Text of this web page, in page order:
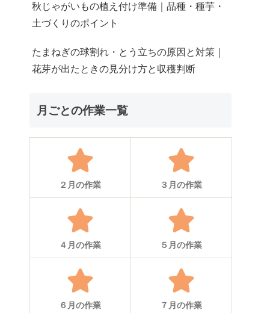
秋じゃがいもの植え付け準備｜品種・種芋・
土づくりのポイント
たまねぎの球割れ・とう立ちの原因と対策｜
花芽が出たときの見分け方と収穫判断
月ごとの作業一覧
２月の作業 ３月の作業
４月の作業 ５月の作業
６月の作業 ７月の作業